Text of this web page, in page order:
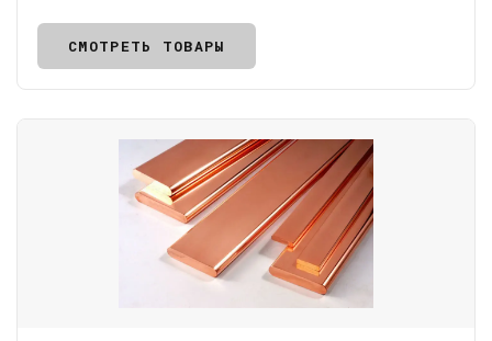
СМОТРЕТЬ ТОВАРЫ